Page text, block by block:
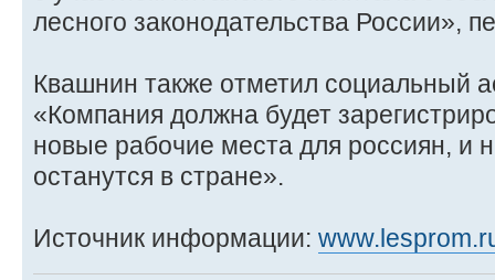
лесного законодательства России»,
Квашнин также отметил социальный
«Компания должна будет
новые рабочие места для россиян, и
останутся в стране».
Источник информации: